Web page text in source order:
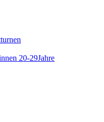
20-29Jahre